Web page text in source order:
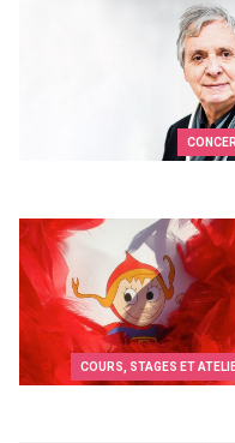
COURS, STAGES ET